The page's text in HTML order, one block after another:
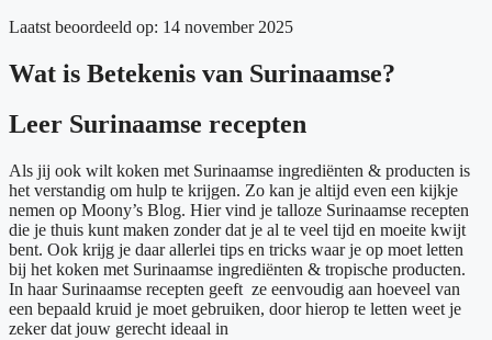
Laatst beoordeeld op: 14 november 2025
Wat is Betekenis van Surinaamse?
Leer Surinaamse recepten
Als jij ook wilt koken met Surinaamse ingrediënten & producten is
het verstandig om hulp te krijgen. Zo kan je altijd even een kijkje
nemen op Moony’s Blog. Hier vind je talloze Surinaamse recepten
die je thuis kunt maken zonder dat je al te veel tijd en moeite kwijt
bent. Ook krijg je daar allerlei tips en tricks waar je op moet letten
bij het koken met Surinaamse ingrediënten & tropische producten.
In haar Surinaamse recepten geeft ze eenvoudig aan hoeveel van
een bepaald kruid je moet gebruiken, door hierop te letten weet je
zeker dat jouw gerecht ideaal in